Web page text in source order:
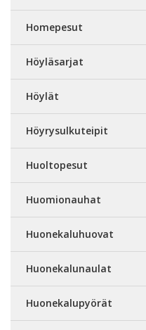
Homepesut
Höyläsarjat
Höylät
Höyrysulkuteipit
Huoltopesut
Huomionauhat
Huonekaluhuovat
Huonekalunaulat
Huonekalupyörät